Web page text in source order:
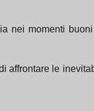
nei momenti
affrontare le